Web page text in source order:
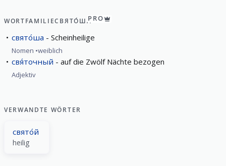
WORTFAMILIEСВЯТО́ШАPRO
свято́ша Scheinheilige
Nomen weiblich
свя́точный auf die Zwölf Nächte bezogen
Adjektiv
VERWANDTE WÖRTER
свято́й
heilig